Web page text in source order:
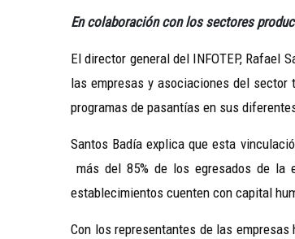
En colaboración con los sectores
El director general del INFOTEP, Rafael
las empresas y asociaciones del
programas de pasantías en sus
Santos Badía explica que esta
más del 85% de los egresados de la
establecimientos cuenten con capital
Con los representantes de las